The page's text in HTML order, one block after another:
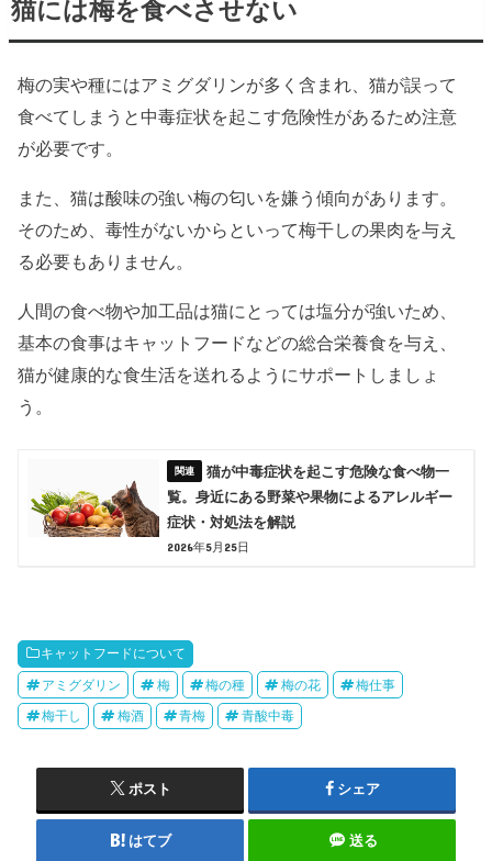
猫には梅を食べさせない
梅の実や種にはアミグダリンが多く含まれ、猫が誤って
食べてしまうと中毒症状を起こす危険性があるため注意
が必要です。
また、猫は酸味の強い梅の匂いを嫌う傾向があります。
そのため、毒性がないからといって梅干しの果肉を与え
る必要もありません。
人間の食べ物や加工品は猫にとっては塩分が強いため、
基本の食事はキャットフードなどの総合栄養食を与え、
猫が健康的な食生活を送れるようにサポートしましょ
う。
猫が中毒症状を起こす危険な食べ物一
覧。身近にある野菜や果物によるアレルギー
症状・対処法を解説
2026年5月25日
キャットフードについて
アミグダリン 梅 梅の種 梅の花 梅仕事
梅干し 梅酒 青梅 青酸中毒
ポスト シェア
はてブ 送る